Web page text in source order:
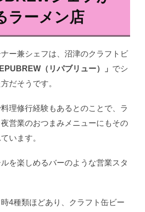
ラーメン店
ナー兼シェフは、沼津のクラフトビ
（リパブリュー）」 でシ
だそうです。
理修行経験もあるとのことで、ラ
営業のおつまみメニューにもその
います。
を楽しめるバーのような営業スタ
4種類ほどあり、クラフト缶ビー